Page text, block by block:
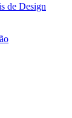
de Design